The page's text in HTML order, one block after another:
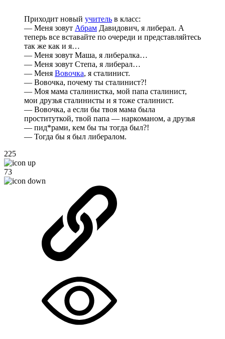
Приходит новый учитель в класс:
— Меня зовут Абрам Давидович, я либерал. А
теперь все вставайте по очереди и представляйтесь
так же как и я…
— Меня зовут Маша, я либералка…
— Меня зовут Степа, я либерал…
— Меня Вовочка, я сталинист.
— Вовочка, почему ты сталинист?!
— Моя мама сталинистка, мой папа сталинист,
мои друзья сталинисты и я тоже сталинист.
— Вовочка, а если бы твоя мама была
проституткой, твой папа — наркоманом, а друзья
— пид*рами, кем бы ты тогда был?!
— Тогда бы я был либералом.
225
73